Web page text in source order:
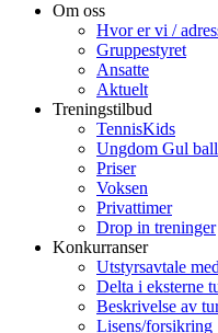
Om oss
Hvor er vi /
Gruppestyret
Ansatte
Aktuelt
Treningstilbud
TennisKids
Ungdom Gul ball
Priser
Voksen
Privattimer
Drop in treninger
Konkurranser
Utstyrsavtale
Delta i eksterne
Beskrivelse av
Lisens/forsikring